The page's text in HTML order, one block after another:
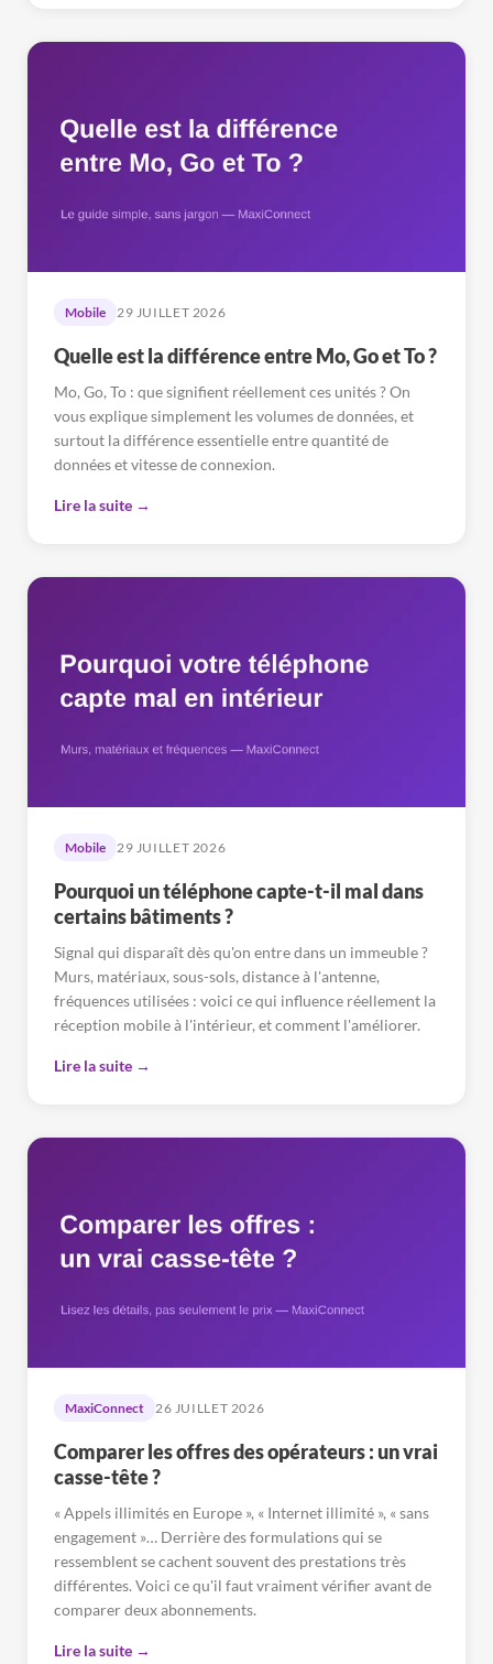
Mobile 29 JUILLET 2026
Quelle est la différence entre Mo, Go et To ?
Mo, Go, To : que signifient réellement ces unités ? On
vous explique simplement les volumes de données, et
surtout la différence essentielle entre quantité de
données et vitesse de connexion.
Lire la suite →
Mobile 29 JUILLET 2026
Pourquoi un téléphone capte-t-il mal dans
certains bâtiments ?
Signal qui disparaît dès qu'on entre dans un immeuble ?
Murs, matériaux, sous-sols, distance à l'antenne,
fréquences utilisées : voici ce qui influence réellement la
réception mobile à l'intérieur, et comment l'améliorer.
Lire la suite →
MaxiConnect 26 JUILLET 2026
Comparer les offres des opérateurs : un vrai
casse-tête ?
« Appels illimités en Europe », « Internet illimité », « sans
engagement »… Derrière des formulations qui se
ressemblent se cachent souvent des prestations très
différentes. Voici ce qu'il faut vraiment vérifier avant de
comparer deux abonnements.
Lire la suite →